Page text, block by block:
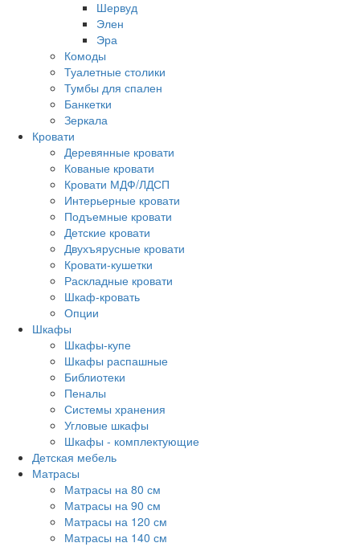
Шервуд
Элен
Эра
Комоды
Туалетные столики
Тумбы для спален
Банкетки
Зеркала
Кровати
Деревянные кровати
Кованые кровати
Кровати МДФ/ЛДСП
Интерьерные кровати
Подъемные кровати
Детские кровати
Двухъярусные кровати
Кровати-кушетки
Раскладные кровати
Шкаф-кровать
Опции
Шкафы
Шкафы-купе
Шкафы распашные
Библиотеки
Пеналы
Системы хранения
Угловые шкафы
Шкафы - комплектующие
Детская мебель
Матрасы
Матрасы на 80 см
Матрасы на 90 см
Матрасы на 120 см
Матрасы на 140 см